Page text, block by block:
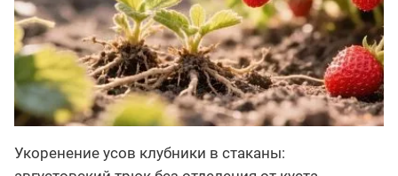
Укоренение усов клубники в стаканы: